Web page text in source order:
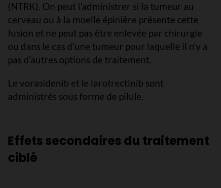
(NTRK). On peut l’administrer si la tumeur au
cerveau ou à la moelle épinière présente cette
fusion et ne peut pas être enlevée par chirurgie
ou dans le cas d’une tumeur pour laquelle il n’y a
pas d’autres options de traitement.
Le vorasidenib et le larotrectinib sont
administrés sous forme de pilule.
Effets secondaires du traitement
ciblé